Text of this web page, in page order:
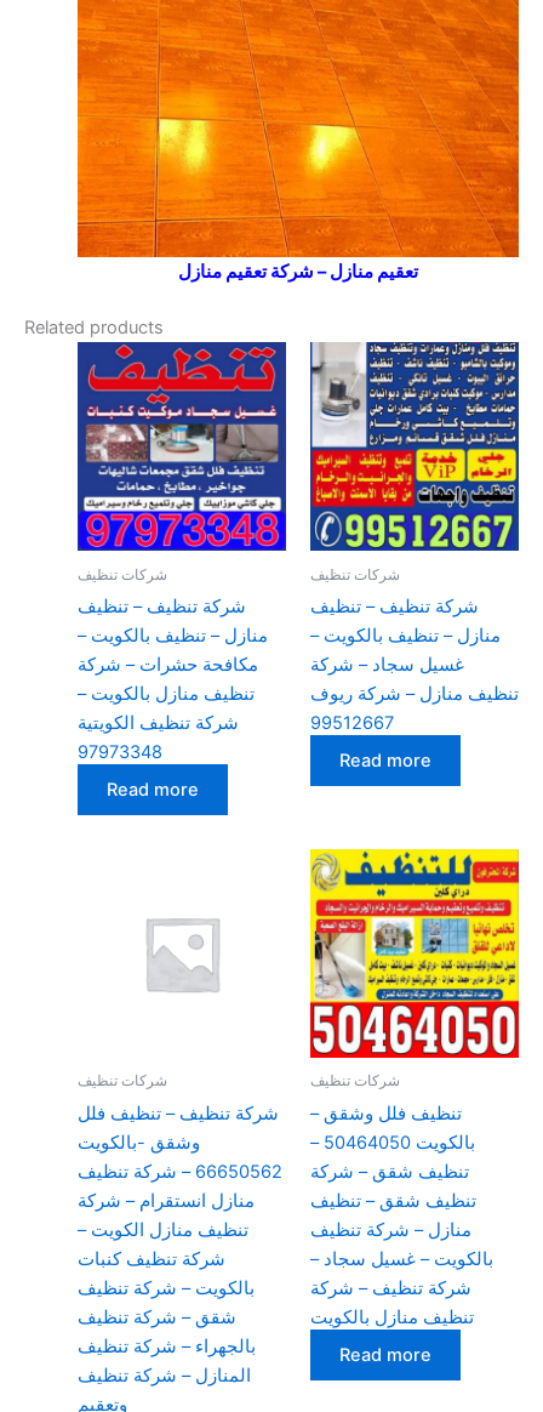
تعقيم منازل – شركة تعقيم منازل
Related products
شركات تنظيف
شركة تنظيف – تنظيف
منازل – تنظيف بالكويت –
مكافحة حشرات – شركة
تنظيف منازل بالكويت –
شركة تنظيف الكويتية
97973348
Read more
شركات تنظيف
شركة تنظيف – تنظيف
منازل – تنظيف بالكويت –
غسيل سجاد – شركة
تنظيف منازل – شركة ريوف
99512667
Read more
شركات تنظيف
شركة تنظيف – تنظيف فلل
وشقق -بالكويت
66650562 – شركة تنظيف
منازل انستقرام – شركة
تنظيف منازل الكويت –
شركة تنظيف كنبات
بالكويت – شركة تنظيف
شقق – شركة تنظيف
بالجهراء – شركة تنظيف
المنازل – شركة تنظيف
وتعقيم
شركات تنظيف
تنظيف فلل وشقق –
بالكويت 50464050 –
تنظيف شقق – شركة
تنظيف شقق – تنظيف
منازل – شركة تنظيف
بالكويت – غسيل سجاد –
شركة تنظيف – شركة
تنظيف منازل بالكويت
Read more